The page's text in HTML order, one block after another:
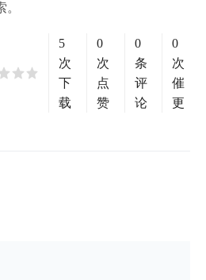
。
5
次
下
载
0
次
点
赞
0
条
评
论
0
次
催
更